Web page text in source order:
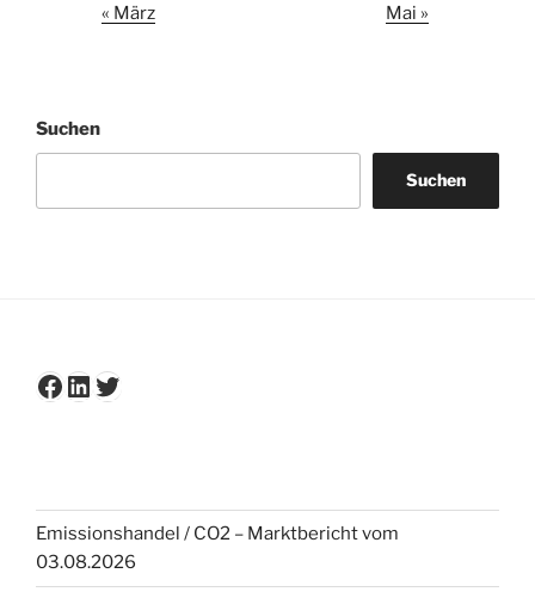
« März Mai »
Suchen
Suchen
Facebook
LinkedIn
Twitter
Emissionshandel / CO2 – Marktbericht vom
03.08.2026